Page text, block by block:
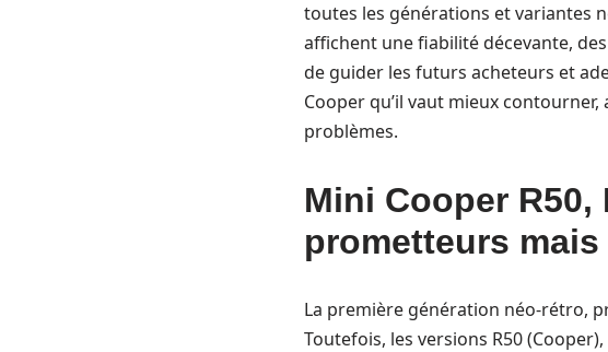
toutes les générations et variantes
affichent une fiabilité décevante,
de guider les futurs acheteurs et
Cooper qu’il vaut mieux
problèmes.
Mini Cooper R50,
prometteurs
La première génération néo-rétro,
Toutefois, les versions R50